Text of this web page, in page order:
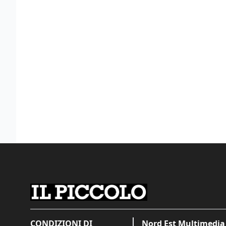
CONDIZIONI DI
Nord Est Multimedia